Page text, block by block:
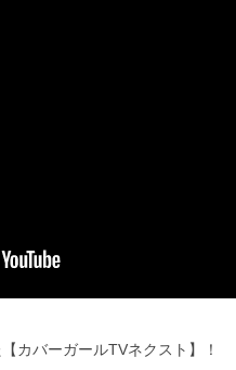
カバーガールTVネクスト】！